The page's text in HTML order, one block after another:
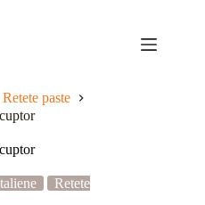
Retete paste
Retete